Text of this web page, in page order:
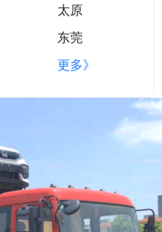
太原
东莞
更多》